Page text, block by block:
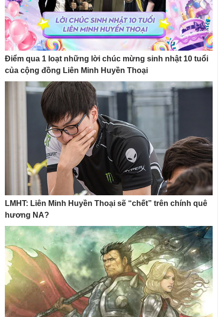
Điểm qua 1 loạt những lời chúc mừng sinh nhật 10 tuổi
của cộng đồng Liên Minh Huyền Thoại
LMHT: Liên Minh Huyền Thoại sẽ “chết” trên chính quê
hương NA?